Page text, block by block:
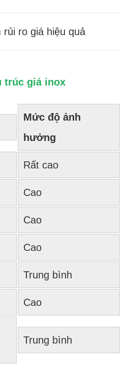
ro giá hiệu quả
trúc giá inox
Mức độ ảnh
hưởng
Rất cao
Cao
Cao
Cao
Trung bình
Cao
Trung bình